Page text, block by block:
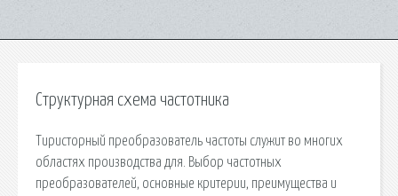
Структурная схема частотника
Тиристорный преобразователь частоты служит во многих
областях производства для. Выбор частотных
преобразователей, основные критерии, преимущества и